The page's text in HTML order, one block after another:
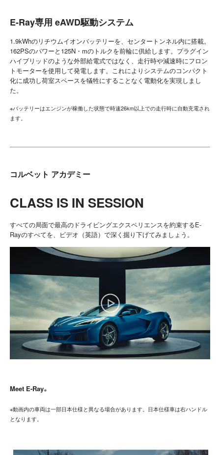
E-Ray専用 eAWD駆動システム
1.9kWhのリチウムイオンバッテリーを、センタートンネル内に搭載。
162PSのパワーと125N・mのトルクを前輪に供給します。プラグイン
ハイブリッドのような外部給電式ではなく、走行時や減速時にフロン
トモーターを使用して発電します。これによりシステムのコンパクト
化に成功し荷室スペースを犠牲にすることなく電動化を実現しまし
た。
※バッテリーはエンジンが稼働した状態で時速26km以上での走行時に自動充電され
ます。
コルベット アカデミー
CLASS IS IN SESSION
すべての局面で最高のドライビングエクスペリエンスを約束するE-
Rayのすべてを、ビデオ（英語）で深く掘り下げてみましょう。
Meet E-Ray※
※動画内の車両は一部日本仕様と異なる場合があります。日本仕様車は右ハンドル
となります。